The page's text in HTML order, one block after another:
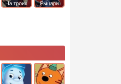
На троих Рыцари